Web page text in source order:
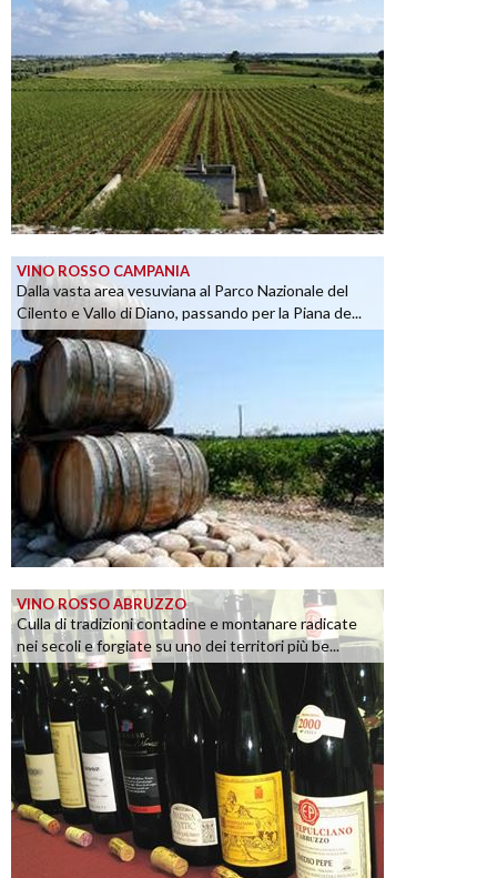
VINO ROSSO CAMPANIA
Dalla vasta area vesuviana al Parco Nazionale del
Cilento e Vallo di Diano, passando per la Piana de...
VINO ROSSO ABRUZZO
Culla di tradizioni contadine e montanare radicate
nei secoli e forgiate su uno dei territori più be...